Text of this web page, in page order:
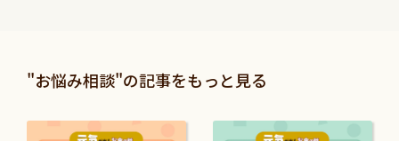
投資信託と株の違いは？仕
組みやリスク、利益などを
2026.05.28
退職金は定期預金で運用す
べき？メリット・デメリッ
2026.05.21
"お悩み相談"の記事をもっと見る